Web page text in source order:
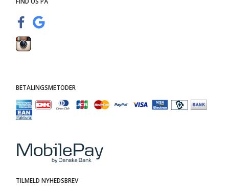
BETALINGSMETODER
TILMELD NYHEDSBREV